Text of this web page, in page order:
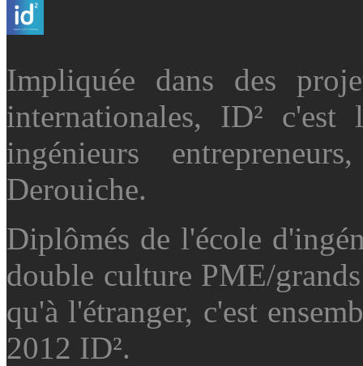
Impliquée dans des
internationales, ID²
ingénieurs
Derouiche.
Diplômés de l'école
double culture PME/
qu'à l'étranger, c'est
2012 ID².